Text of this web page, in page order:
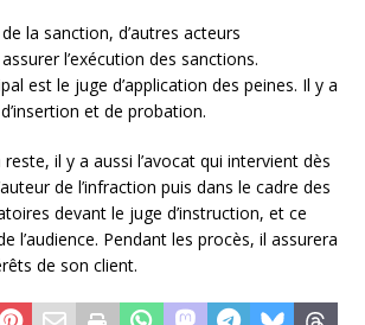
la sanction, d’autres acteurs
l’exécution des sanctions.
est le juge d’application des peines. Il y a
et de probation.
reste, il y a aussi l’avocat qui intervient dès
de l’infraction puis dans le cadre des
devant le juge d’instruction, et ce
l’audience. Pendant les procès, il assurera
de son client.